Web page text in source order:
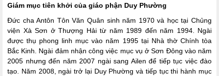
Giám mục tiên khởi của giáo phận Duy Phường
Đức cha Antôn Tôn Văn Quân sinh năm 1970 và học tại Chủng
viện Xà Sơn ở Thượng Hải từ năm 1989 đến năm 1994. Ngài
được thụ phong linh mục vào năm 1995 tại Nhà thờ Chính tòa
Bắc Kinh. Ngài đảm nhận công việc mục vụ ở Sơn Đông vào năm
2005 nhưng đến năm 2007 ngài sang Ailen để tiếp tục việc đào
tạo. Năm 2008, ngài trở lại Duy Phường và tiếp tục thi hành mục